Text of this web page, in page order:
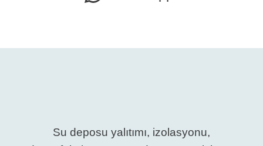
Su deposu yalıtımı, izolasyonu,